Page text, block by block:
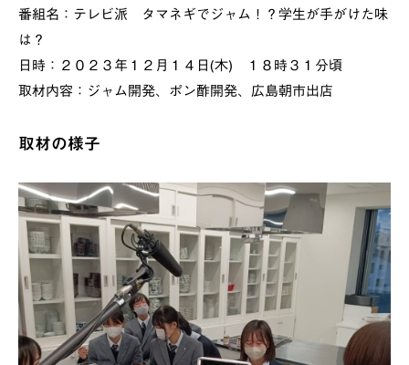
番組名：テレビ派 タマネギでジャム！？学生が手がけた味
は？
日時：２０２３年１２月１４日(木) １８時３１分頃
取材内容：ジャム開発、ポン酢開発、広島朝市出店
取材の様子